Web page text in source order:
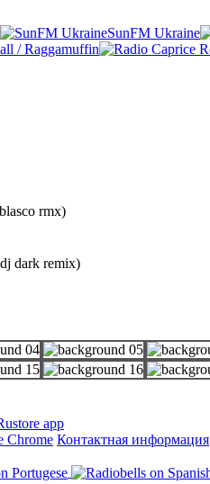
SunFM Ukraine
/ Raggamuffin
rmx)
dark remix)
Chrome Контактная информация